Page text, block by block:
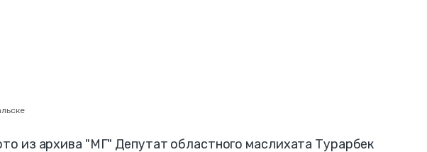
из архива "МГ" Депутат областного маслихата Турарбек